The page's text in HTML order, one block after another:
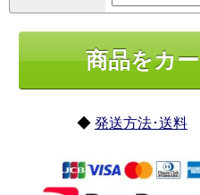
◆ 発送方法･送料